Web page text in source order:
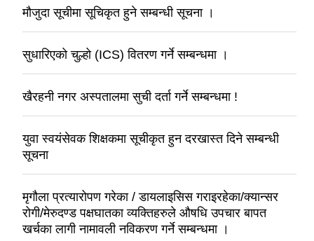
मौजुदा सूचीमा सूचिकृत हुने सम्बन्धी सूचना ।
सुधारिएको चुल्हो (ICS) वितरण गर्ने सम्बन्धमा ।
खैरहनी नगर अस्पतालमा सुची दर्ता गर्ने सम्बन्धमा !
युवा स्वयंसेवक शिक्षकमा सूचीकृत हुन दरखास्त दिने सम्बन्धी
सूचना
मृगौला प्रत्यारोपण गरेका / डायलाइसिस गराइरहेका/क्यान्सर
रोगी/मेरुदण्ड पक्षघातका व्यक्तिहरुले औषधि उपचार बापत
खर्चका लागी नामावली नविकरण गर्ने सम्बन्धमा ।